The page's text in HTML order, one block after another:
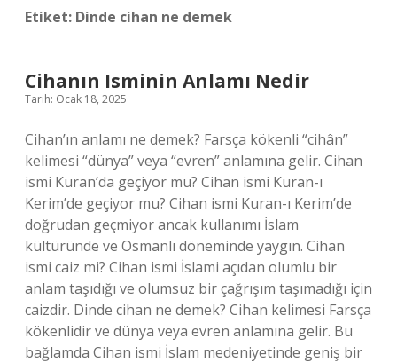
Etiket: Dinde cihan ne demek
Cihanın Isminin Anlamı Nedir
Tarih: Ocak 18, 2025
Cihan’ın anlamı ne demek? Farsça kökenli “cihân”
kelimesi “dünya” veya “evren” anlamına gelir. Cihan
ismi Kuran’da geçiyor mu? Cihan ismi Kuran-ı
Kerim’de geçiyor mu? Cihan ismi Kuran-ı Kerim’de
doğrudan geçmiyor ancak kullanımı İslam
kültüründe ve Osmanlı döneminde yaygın. Cihan
ismi caiz mi? Cihan ismi İslami açıdan olumlu bir
anlam taşıdığı ve olumsuz bir çağrışım taşımadığı için
caizdir. Dinde cihan ne demek? Cihan kelimesi Farsça
kökenlidir ve dünya veya evren anlamına gelir. Bu
bağlamda Cihan ismi İslam medeniyetinde geniş bir